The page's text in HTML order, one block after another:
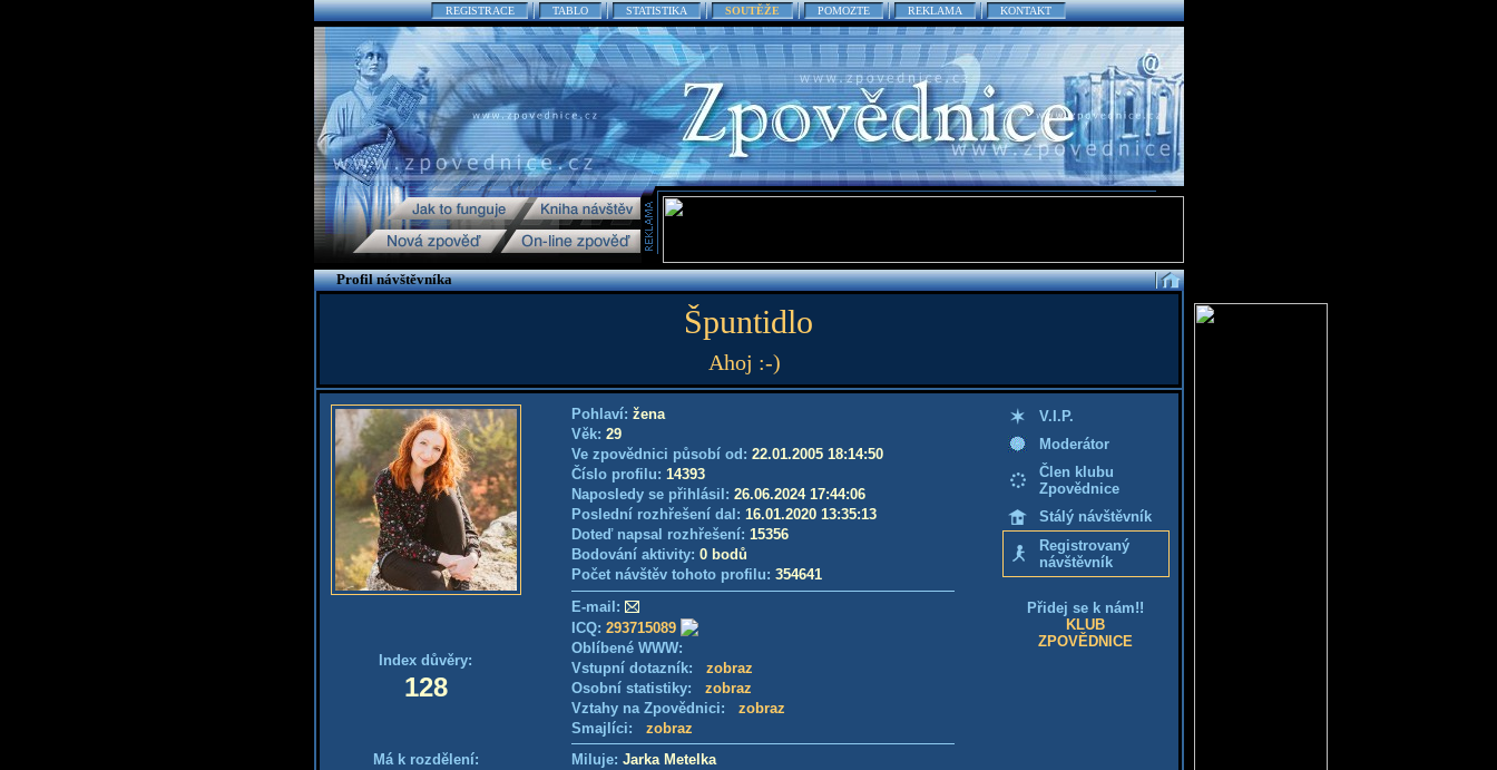
REGISTRACE TABLO STATISTIKA SOUTĚŽE POMOZTE REKLAMA KONTAKT
Profil návštěvníka
Špuntidlo
Ahoj :-)
Index důvěry:
128
Má k rozdělení:
Pohlaví: žena
Věk: 29
Ve zpovědnici působí od: 22.01.2005 18:14:50
Číslo profilu: 14393
Naposledy se přihlásil: 26.06.2024 17:44:06
Poslední rozhřešení dal: 16.01.2020 13:35:13
Doteď napsal rozhřešení: 15356
Bodování aktivity: 0 bodů
Počet návštěv tohoto profilu: 354641
E-mail:
ICQ: 293715089
Oblíbené WWW:
Vstupní dotazník: zobraz
Osobní statistiky: zobraz
Vztahy na Zpovědnici: zobraz
Smajlíci: zobraz
Miluje: Jarka Metelka
V.I.P.
Moderátor
Člen klubu
Zpovědnice
Stálý návštěvník
Registrovaný
návštěvník
Přidej se k nám!!
KLUB
ZPOVĚDNICE